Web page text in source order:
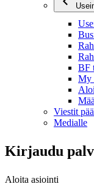
BF
My
Viestit
Medialle
Kirjaudu
Aloita asiointi